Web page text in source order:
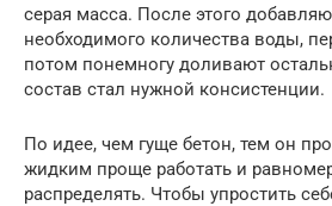
серая масса. После этого
необходимого количества воды,
потом понемногу доливают
состав стал нужной консистенции.
По идее, чем гуще бетон, тем он
жидким проще работать и
распределять. Чтобы упростить